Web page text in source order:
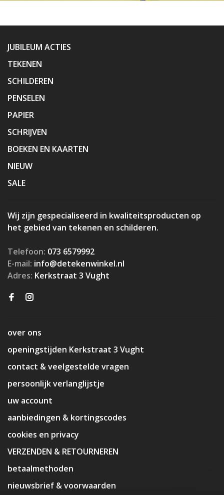
JUBILEUM ACTIES
TEKENEN
SCHILDEREN
PENSELEN
PAPIER
SCHRIJVEN
BOEKEN EN KAARTEN
NIEUW
SALE
Wij zijn gespecialiseerd in kwaliteitsproducten op
het gebied van tekenen en schilderen.
Telefoon: 073 6579992
E-mail: info@detekenwinkel.nl
Adres: Kerkstraat 3 Vught
over ons
openingstijden Kerkstraat 3 Vught
contact & veelgestelde vragen
persoonlijk verlanglijstje
uw account
aanbiedingen & kortingscodes
cookies en privacy
VERZENDEN & RETOURNEREN
betaalmethoden
nieuwsbrief & voorwaarden